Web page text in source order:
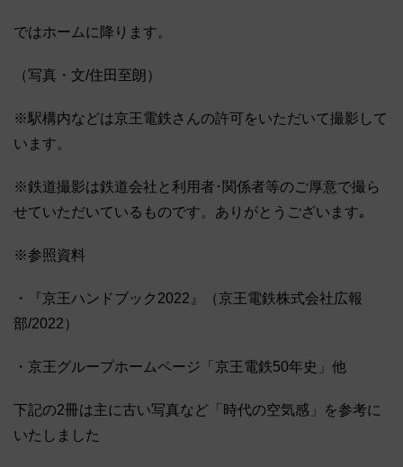
ではホームに降ります。
（写真・文/住田至朗）
※駅構内などは京王電鉄さんの許可をいただいて撮影して
います。
※鉄道撮影は鉄道会社と利用者･関係者等のご厚意で撮ら
せていただいているものです。ありがとうございます｡
※参照資料
・『京王ハンドブック2022』（京王電鉄株式会社広報
部/2022）
・京王グループホームページ「京王電鉄50年史」他
下記の2冊は主に古い写真など「時代の空気感」を参考に
いたしました